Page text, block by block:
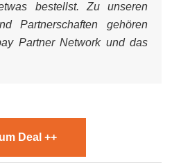
bestellst. Zu unseren
Partnerschaften gehören
Partner Network und das
Deal ++